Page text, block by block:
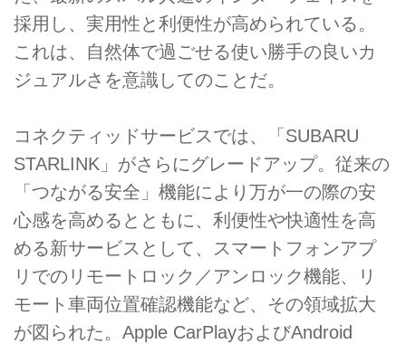
採用し、実用性と利便性が高められている。
これは、自然体で過ごせる使い勝手の良いカ
ジュアルさを意識してのことだ。
コネクティッドサービスでは、「SUBARU
STARLINK」がさらにグレードアップ。従来の
「つながる安全」機能により万が一の際の安
心感を高めるとともに、利便性や快適性を高
める新サービスとして、スマートフォンアプ
リでのリモートロック／アンロック機能、リ
モート車両位置確認機能など、その領域拡大
が図られた。Apple CarPlayおよびAndroid